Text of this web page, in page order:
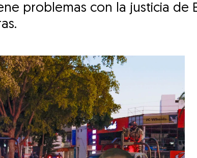
problemas con la justicia de